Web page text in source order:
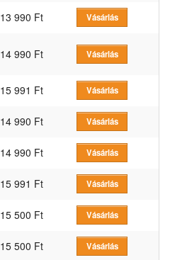
13 990 Ft Vásárlás
14 990 Ft Vásárlás
15 991 Ft Vásárlás
14 990 Ft Vásárlás
14 990 Ft Vásárlás
15 991 Ft Vásárlás
15 500 Ft Vásárlás
15 500 Ft Vásárlás